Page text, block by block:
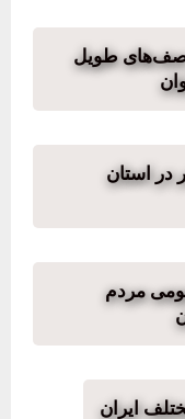
صف‌های طویل
در استان
مردم
ایران